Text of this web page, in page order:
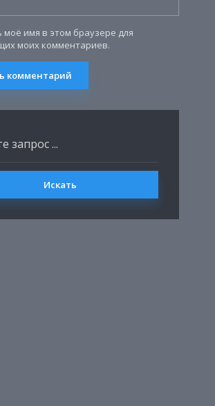
моё имя в этом браузере для
моих комментариев.
Искать